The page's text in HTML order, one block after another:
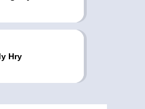
Hry